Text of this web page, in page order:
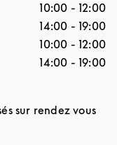
10:00 - 12:00
14:00 - 19:00
10:00 - 12:00
14:00 - 19:00
sur rendez vous